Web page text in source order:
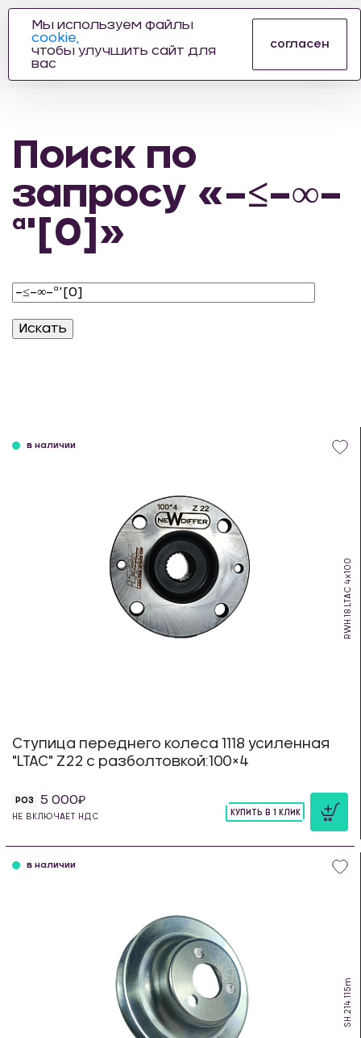
АВТОЗАПЧАСТЕЙ
Поиск по
запросу «–≤–∞–
ª'[0]»
RWH.18.LTAC 4х100
в наличии
Ступица переднего колеса 1118 усиленная
"LTAC" Z22 с разболтовкой:100×4
РОЗ 5 000
НЕ ВКЛЮЧАЕТ НДС
КУПИТЬ В 1 КЛИК
SH.214.115m
в наличии
Мы используем файлы
cookie,
чтобы улучшить сайт для
вас
согласен